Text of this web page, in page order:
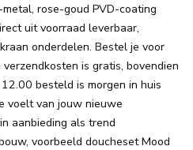
rose-goud PVD-coating
uit voorraad leverbaar,
onderdelen. Bestel je voor
is gratis, bovendien
besteld is morgen in huis
voelt van jouw nieuwe
aanbieding als trend
voorbeeld doucheset Mood